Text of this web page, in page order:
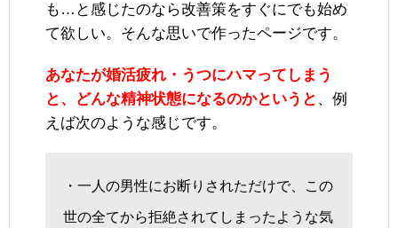
も…と感じたのなら改善策をすぐにでも始め
て欲しい。そんな思いで作ったページです。
あなたが婚活疲れ・うつにハマってしまう
と、どんな精神状態になるのかというと 、例
えば次のような感じです。
・一人の男性にお断りされただけで、この
世の全てから拒絶されてしまったような気